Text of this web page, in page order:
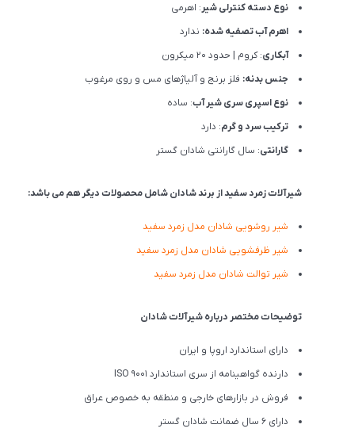
نوع دسته کنترلی شیر: اهرمی
اهرم آب تصفیه شده: ندارد
آبکاری: کروم | حدود 20 میکرون
جنس بدنه: فلز برنج و آلیاژهای مس و روی مرغوب
نوع اسپری سری شیر آب: ساده
ترکیب سرد و گرم: دارد
گارانتی: سال گارانتی شادان گستر
شیرآلات زمرد سفید از برند شادان شامل محصولات دیگر هم می باشد:
شیر روشویی شادان مدل زمرد سفید
شیر ظرفشویی شادان مدل زمرد سفید
شیر توالت شادان مدل زمرد سفید
توضیحات مختصر درباره شیرآلات شادان
دارای استاندارد اروپا و ایران
دارنده گواهینامه از سری استاندارد ISO 9001
فروش در بازارهای خارجی و منطقه به خصوص عراق
دارای 6 سال ضمانت شادان گستر